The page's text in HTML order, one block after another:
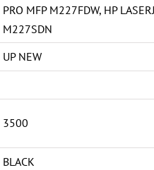
PRO MFP M227FDW, HP
M227SDN
UP NEW
3500
BLACK